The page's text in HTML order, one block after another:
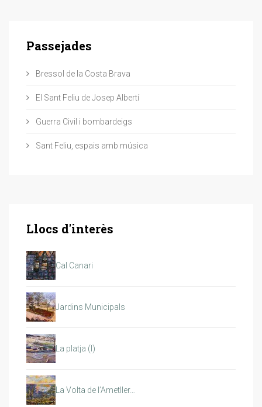
Passejades
Bressol de la Costa Brava
El Sant Feliu de Josep Albertí
Guerra Civil i bombardeigs
Sant Feliu, espais amb música
Llocs d'interès
Cal Canari
Jardins Municipals
La platja (I)
La Volta de l’Ametller…